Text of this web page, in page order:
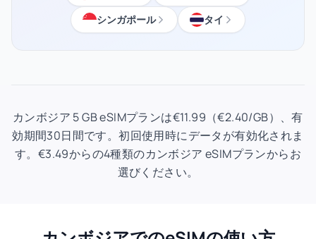
シンガポール
タイ
カンボジア 5 GB eSIMプランは€11.99（€2.40/GB）、有
効期間30日間です。初回使用時にデータが有効化されま
す。€3.49からの4種類のカンボジア eSIMプランからお
選びください。